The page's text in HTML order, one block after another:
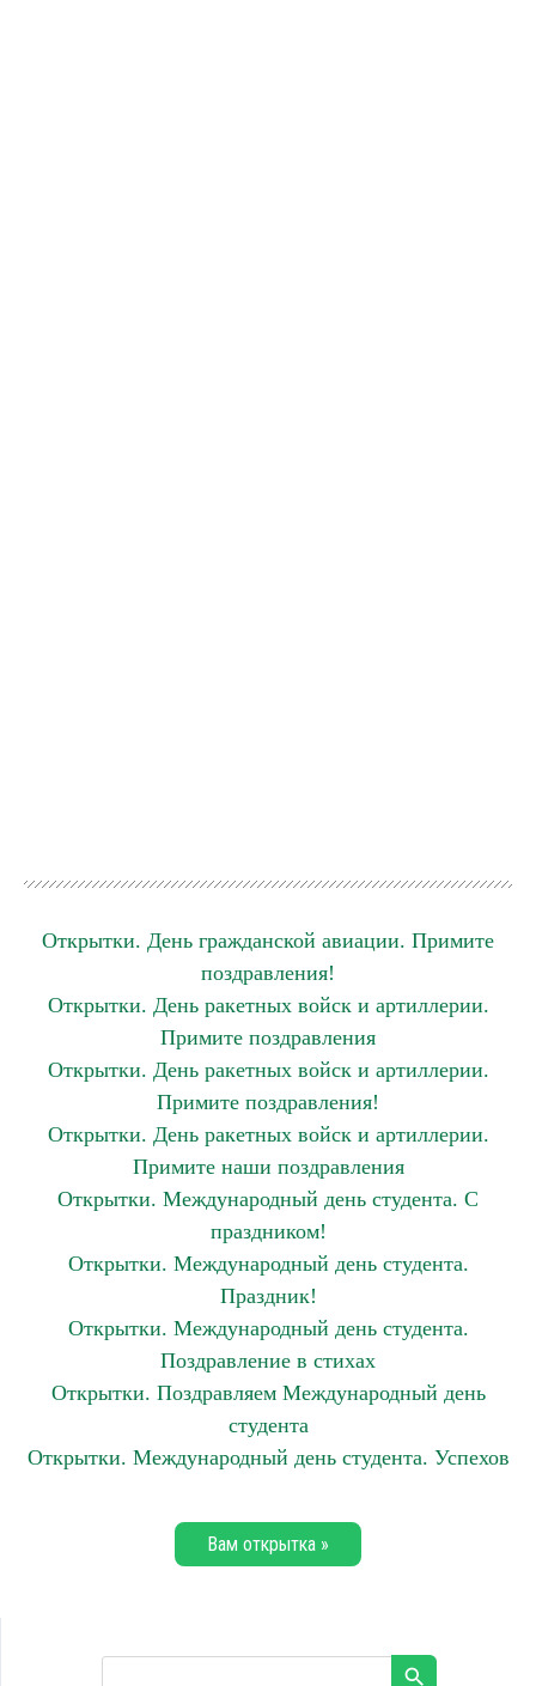
Открытки. День гражданской авиации. Примите
поздравления!
Открытки. День ракетных войск и артиллерии.
Примите поздравления
Открытки. День ракетных войск и артиллерии.
Примите поздравления!
Открытки. День ракетных войск и артиллерии.
Примите наши поздравления
Открытки. Международный день студента. С
праздником!
Открытки. Международный день студента.
Праздник!
Открытки. Международный день студента.
Поздравление в стихах
Открытки. Поздравляем Международный день
студента
Открытки. Международный день студента. Успехов
Вам открытка »